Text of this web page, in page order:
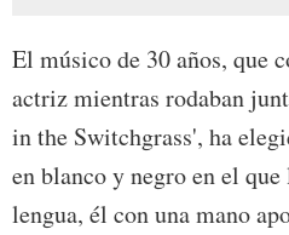
El músico de 30 años, que
actriz mientras rodaban
in the Switchgrass', ha
en blanco y negro en el
lengua, él con una mano